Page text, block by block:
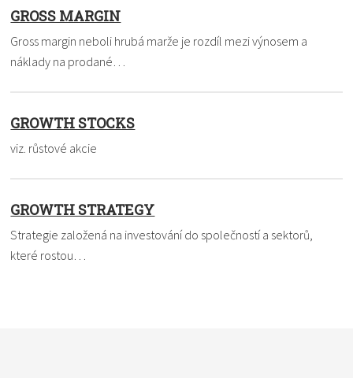
GROSS MARGIN
Gross margin neboli hrubá marže je rozdíl mezi výnosem a
náklady na prodané…
GROWTH STOCKS
viz. růstové akcie
GROWTH STRATEGY
Strategie založená na investování do společností a sektorů,
které rostou…